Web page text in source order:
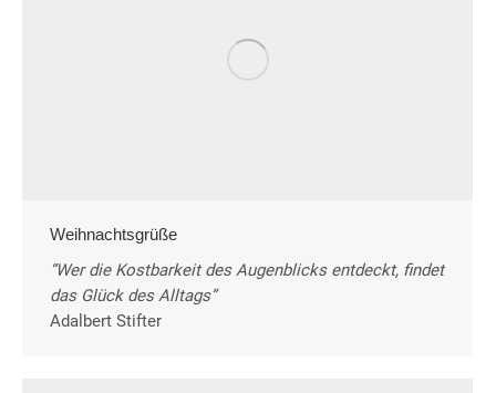
Weihnachtsgrüße
“Wer die Kostbarkeit des Augenblicks entdeckt, findet
das Glück des Alltags”
Adalbert Stifter